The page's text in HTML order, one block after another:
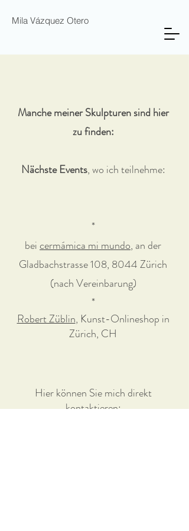
Mila Vázquez Otero
Manche meiner Skulpturen sind hier
zu finden:
Nächste Events, wo ich teilnehme:
*
beicermámica mi mundo, an der
Gladbachstrasse 108, 8044 Zürich
(nach Vereinbarung)
*
Robert Züblin, Kunst-Onlineshop in
Zürich, CH
Hier können Sie mich direkt
kontaktieren: